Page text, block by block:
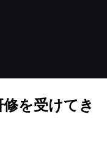
を受けてき